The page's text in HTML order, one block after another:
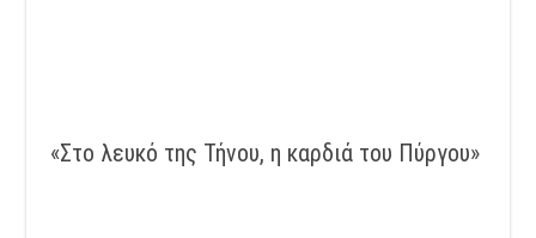
«Στο λευκό της Τήνου, η καρδιά του Πύργου»